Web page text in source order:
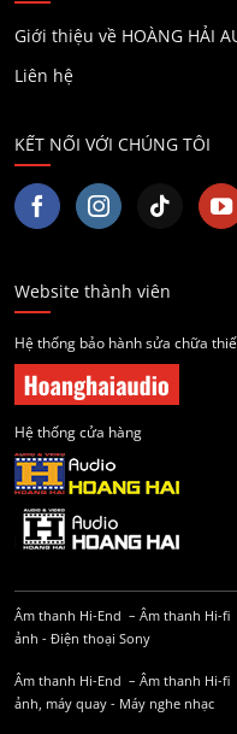
Giới thiệu về HOÀNG HẢI
Liên hệ
KẾT NỐI VỚI CHÚNG TÔI
Website thành viên
Hệ thống bảo hành sửa chữa
Hệ thống cửa hàng
Âm thanh Hi-End – Âm thanh Hi-fi
ảnh - Điện thoại Sony
Âm thanh Hi-End – Âm thanh Hi-fi
ảnh, máy quay - Máy nghe nhạc